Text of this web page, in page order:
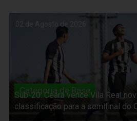
02 de Agosto de 2026
Categoria de Base
Sub-20: Ceará vence Vila Real
classificação para a semifinal do